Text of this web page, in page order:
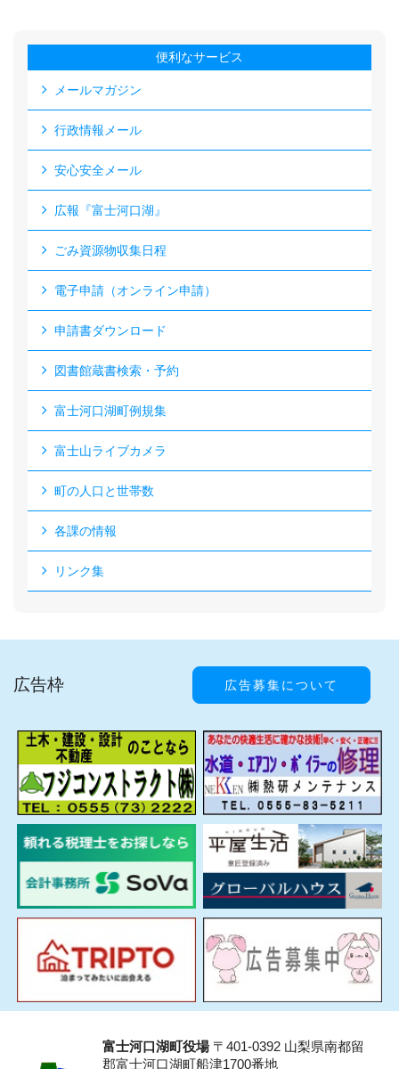
便利なサービス
メールマガジン
行政情報メール
安心安全メール
広報『富士河口湖』
ごみ資源物収集日程
電子申請（オンライン申請）
申請書ダウンロード
図書館蔵書検索・予約
富士河口湖町例規集
富士山ライブカメラ
町の人口と世帯数
各課の情報
リンク集
広告枠 広告募集について
富士河口湖町役場〒401-0392 山梨県南都留
郡富士河口湖町船津1700番地